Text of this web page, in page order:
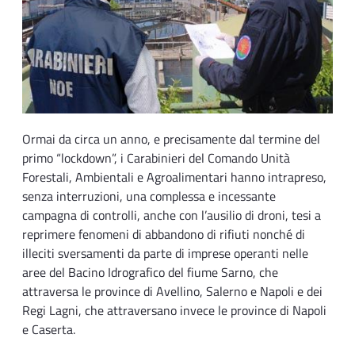
Ormai da circa un anno, e precisamente dal termine del
primo “lockdown”, i Carabinieri del Comando Unità
Forestali, Ambientali e Agroalimentari hanno intrapreso,
senza interruzioni, una complessa e incessante
campagna di controlli, anche con l’ausilio di droni, tesi a
reprimere fenomeni di abbandono di rifiuti nonché di
illeciti sversamenti da parte di imprese operanti nelle
aree del Bacino Idrografico del fiume Sarno, che
attraversa le province di Avellino, Salerno e Napoli e dei
Regi Lagni, che attraversano invece le province di Napoli
e Caserta.